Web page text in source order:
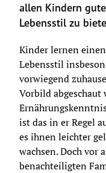
allen Kindern
Lebensstil zu
Kinder lernen
Lebensstil
vorwiegend
Vorbild abgeschaut
ist das in er Regel
es ihnen leichter
wachsen. Doch vor
benachteiligten